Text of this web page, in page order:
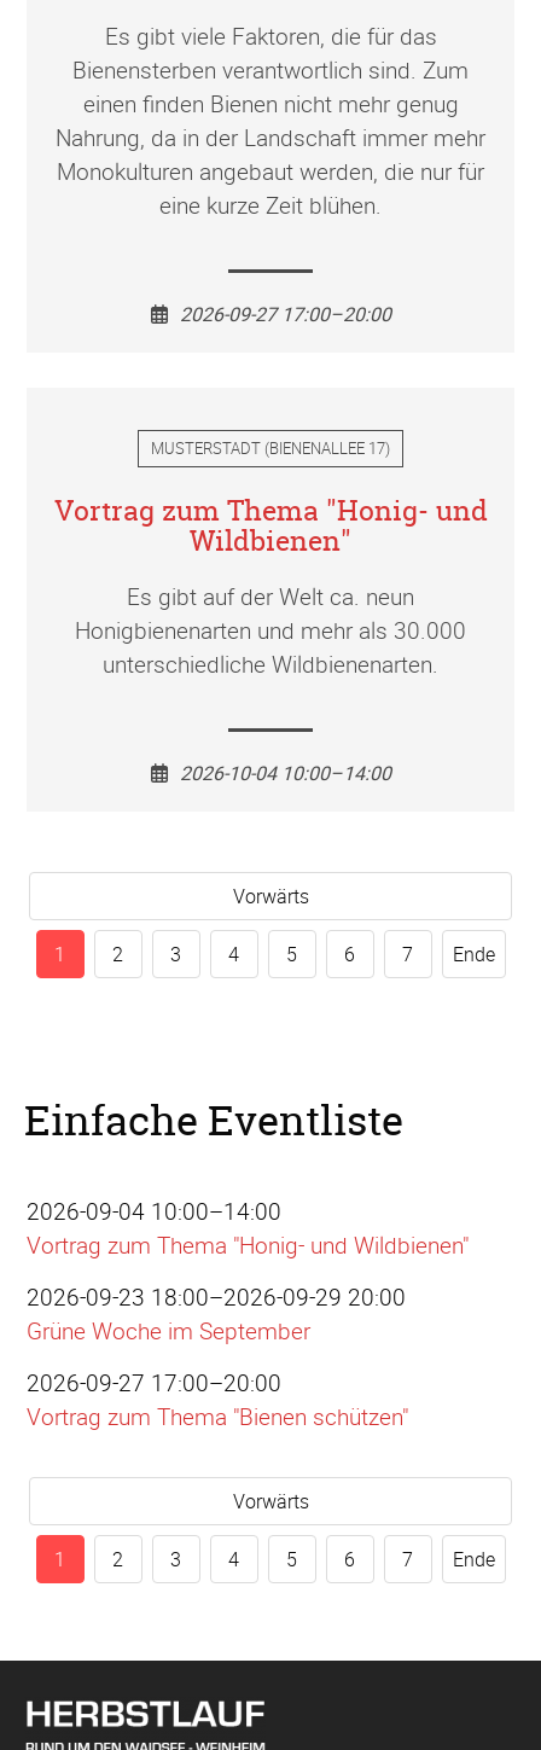
Es gibt viele Faktoren, die für das
Bienensterben verantwortlich sind. Zum
einen finden Bienen nicht mehr genug
Nahrung, da in der Landschaft immer mehr
Monokulturen angebaut werden, die nur für
eine kurze Zeit blühen.
2026-09-27 17:00–20:00
MUSTERSTADT (BIENENALLEE 17)
Vortrag zum Thema "Honig- und
Wildbienen"
Es gibt auf der Welt ca. neun
Honigbienenarten und mehr als 30.000
unterschiedliche Wildbienenarten.
2026-10-04 10:00–14:00
Vorwärts
1 2 3 4 5 6 7 Ende
Einfache Eventliste
2026-09-04 10:00–14:00
Vortrag zum Thema "Honig- und Wildbienen"
2026-09-23 18:00–2026-09-29 20:00
Grüne Woche im September
2026-09-27 17:00–20:00
Vortrag zum Thema "Bienen schützen"
Vorwärts
1 2 3 4 5 6 7 Ende